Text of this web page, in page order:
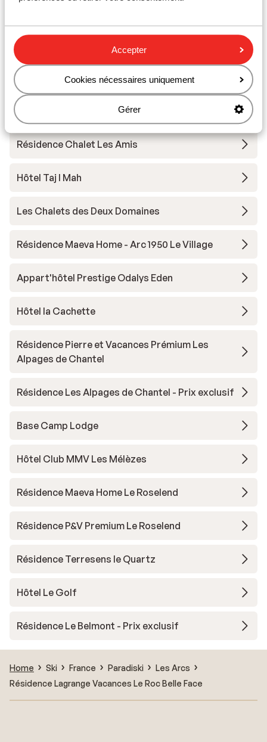
Accepter
Cookies nécessaires uniquement
Gérer
Forfait remontées mécaniques
Cours de ski
Matériel de ski
Autres hébergements - Paradiski
Résidence Chalet Les Amis
Hôtel Taj I Mah
Les Chalets des Deux Domaines
Résidence Maeva Home - Arc 1950 Le Village
Appart'hôtel Prestige Odalys Eden
Hôtel la Cachette
Résidence Pierre et Vacances Prémium Les
Alpages de Chantel
Résidence Les Alpages de Chantel - Prix exclusif
Base Camp Lodge
Hôtel Club MMV Les Mélèzes
Résidence Maeva Home Le Roselend
Résidence P&V Premium Le Roselend
Résidence Terresens le Quartz
Hôtel Le Golf
Résidence Le Belmont - Prix exclusif
Home Ski France Paradiski
Les Arcs
Résidence Lagrange Vacances Le Roc Belle Face